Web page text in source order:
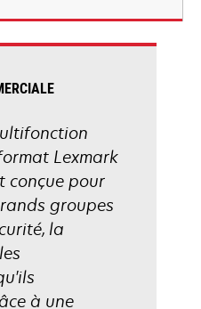
Lexmark
conçue pour
groupes
la
à une